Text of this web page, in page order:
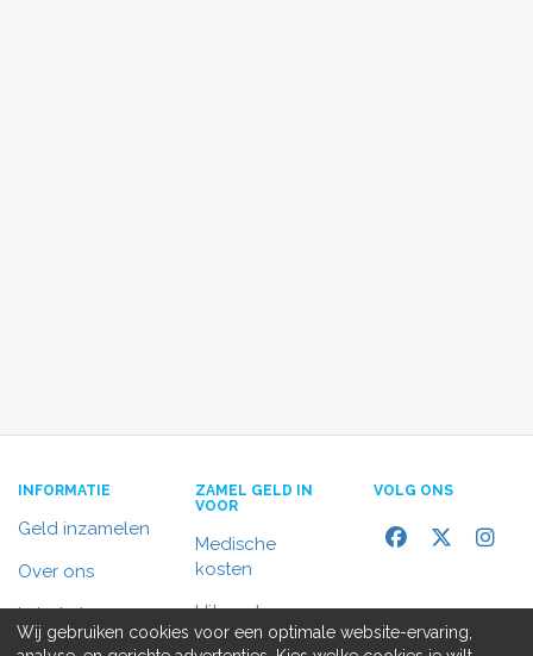
INFORMATIE
Geld inzamelen
Over ons
In het nieuws
ZAMEL GELD IN
VOOR
Medische
kosten
Uitvaart
VOLG ONS
Wij gebruiken cookies voor een optimale website-ervaring,